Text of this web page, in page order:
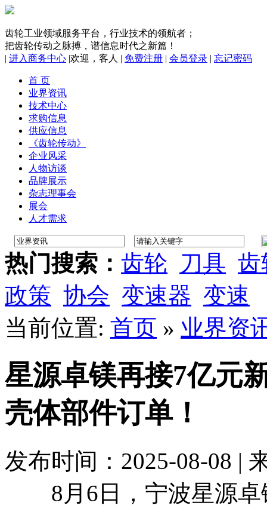
齿轮工业领域服务平台，行业技术的领航者；
把齿轮传动之脉搏，谱信息时代之新篇！
| 进入商务中心 |欢迎， 客人 | 免费注册 | 会员登录 | 忘记密码
首 页
业界资讯
技术中心
求购信息
供应信息
《齿轮传动》
企业风采
人物访谈
品牌展示
杂志理事会
展会
人才需求
热门搜索： 齿轮 刀具 齿
政策 协会 变速器 变速
当前位置: 首页 » 业界资
星源卓镁再接7亿元
壳体部件订单！
发布时间：2025-08-08 |
8月6日，宁波星源卓